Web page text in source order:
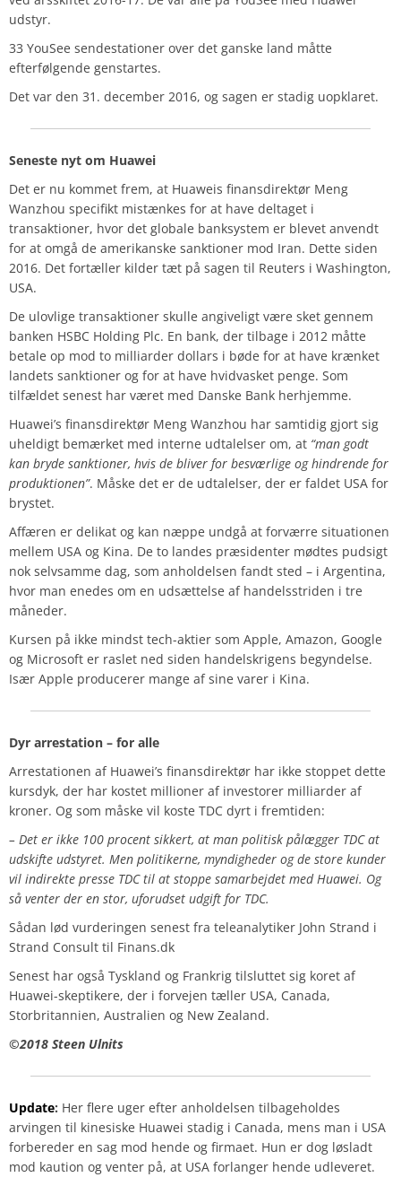
udstyr.
33 YouSee sendestationer over det ganske land måtte
efterfølgende genstartes.
Det var den 31. december 2016, og sagen er stadig uopklaret.
Seneste nyt om Huawei
Det er nu kommet frem, at Huaweis finansdirektør Meng
Wanzhou specifikt mistænkes for at have deltaget i
transaktioner, hvor det globale banksystem er blevet anvendt
for at omgå de amerikanske sanktioner mod Iran. Dette siden
2016. Det fortæller kilder tæt på sagen til Reuters i Washington,
USA.
De ulovlige transaktioner skulle angiveligt være sket gennem
banken HSBC Holding Plc. En bank, der tilbage i 2012 måtte
betale op mod to milliarder dollars i bøde for at have krænket
landets sanktioner og for at have hvidvasket penge. Som
tilfældet senest har været med Danske Bank herhjemme.
Huawei’s finansdirektør Meng Wanzhou har samtidig gjort sig
uheldigt bemærket med interne udtalelser om, at “man godt
kan bryde sanktioner, hvis de bliver for besværlige og hindrende for
produktionen”. Måske det er de udtalelser, der er faldet USA for
brystet.
Affæren er delikat og kan næppe undgå at forværre situationen
mellem USA og Kina. De to landes præsidenter mødtes pudsigt
nok selvsamme dag, som anholdelsen fandt sted – i Argentina,
hvor man enedes om en udsættelse af handelsstriden i tre
måneder.
Kursen på ikke mindst tech-aktier som Apple, Amazon, Google
og Microsoft er raslet ned siden handelskrigens begyndelse.
Især Apple producerer mange af sine varer i Kina.
Dyr arrestation – for alle
Arrestationen af Huawei’s finansdirektør har ikke stoppet dette
kursdyk, der har kostet millioner af investorer milliarder af
kroner. Og som måske vil koste TDC dyrt i fremtiden:
– Det er ikke 100 procent sikkert, at man politisk pålægger TDC at
udskifte udstyret. Men politikerne, myndigheder og de store kunder
vil indirekte presse TDC til at stoppe samarbejdet med Huawei. Og
så venter der en stor, uforudset udgift for TDC.
Sådan lød vurderingen senest fra teleanalytiker John Strand i
Strand Consult til Finans.dk
Senest har også Tyskland og Frankrig tilsluttet sig koret af
Huawei-skeptikere, der i forvejen tæller USA, Canada,
Storbritannien, Australien og New Zealand.
©️2018 Steen Ulnits
Update: Her flere uger efter anholdelsen tilbageholdes
arvingen til kinesiske Huawei stadig i Canada, mens man i USA
forbereder en sag mod hende og firmaet. Hun er dog løsladt
mod kaution og venter på, at USA forlanger hende udleveret.